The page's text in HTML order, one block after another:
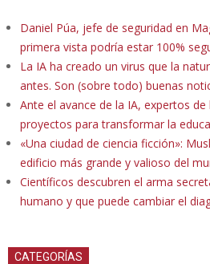
Daniel Púa, jefe de seguridad en
primera vista podría estar 100%
La IA ha creado un virus que la
antes. Son (sobre todo) buenas
Ante el avance de la IA, expertos de
proyectos para transformar la
«Una ciudad de ciencia ficción»:
edificio más grande y valioso del
Científicos descubren el arma
humano y que puede cambiar el
CATEGORÍAS